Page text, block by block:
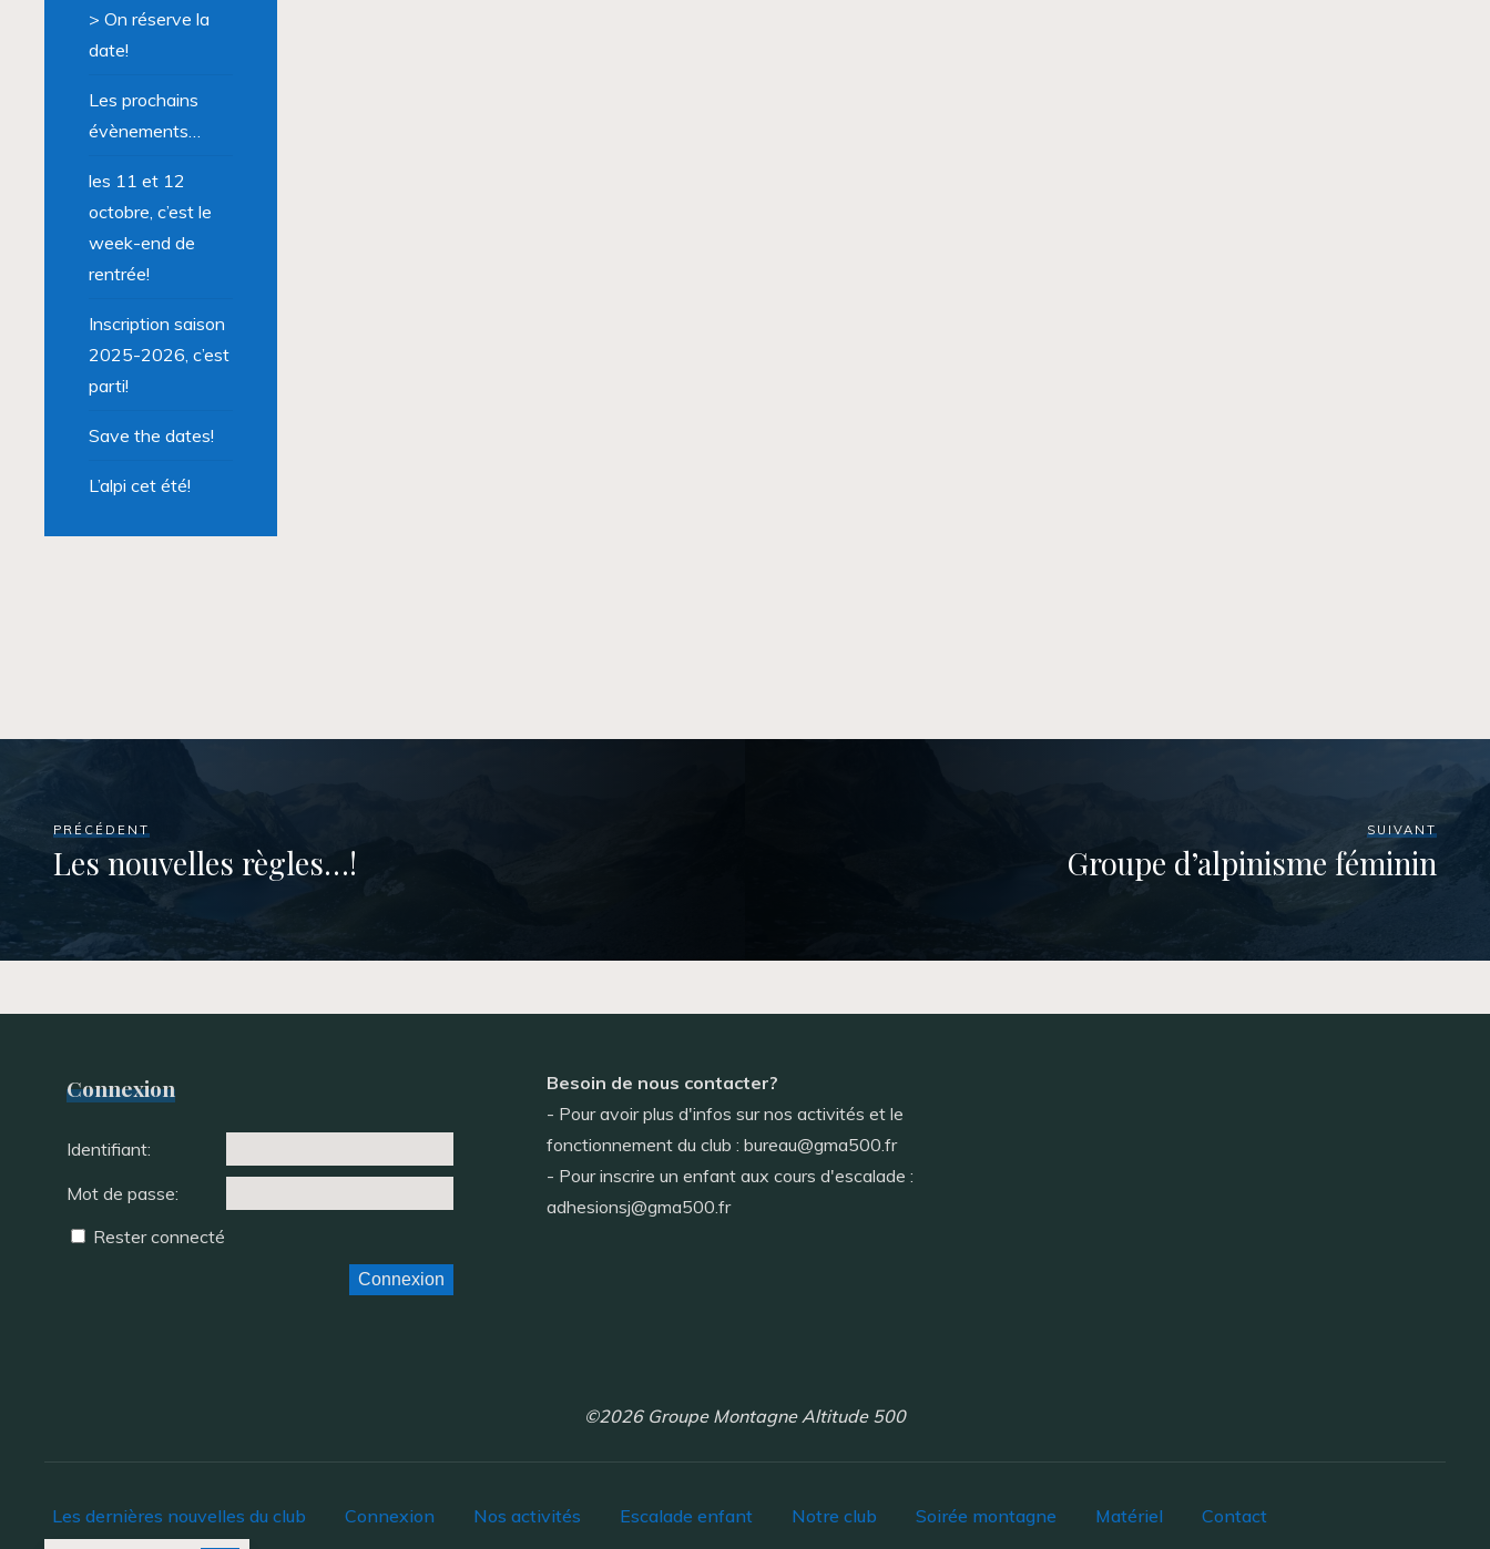
> On réserve la
date!
Les prochains
évènements…
les 11 et 12
octobre, c’est le
week-end de
rentrée!
Inscription saison
2025-2026, c’est
parti!
Save the dates!
L’alpi cet été!
PRÉCÉDENT
Les nouvelles règles…!
SUIVANT
Groupe d’alpinisme féminin
Connexion
Identifiant:
Mot de passe:
Rester connecté
Connexion
Besoin de nous contacter?
- Pour avoir plus d'infos sur nos activités et le
fonctionnement du club : bureau@gma500.fr
- Pour inscrire un enfant aux cours d'escalade :
adhesionsj@gma500.fr
©2026 Groupe Montagne Altitude 500
Les dernières nouvelles du club Connexion Nos activités Escalade enfant Notre club Soirée montagne Matériel Contact